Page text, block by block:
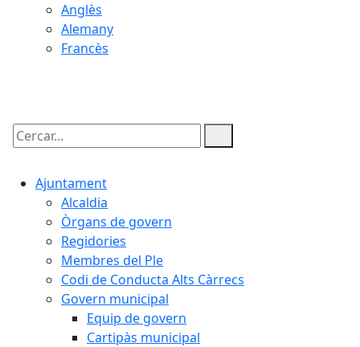
Anglès
Alemany
Francès
Cercar:
Ajuntament
Alcaldia
Òrgans de govern
Regidories
Membres del Ple
Codi de Conducta Alts Càrrecs
Govern municipal
Equip de govern
Cartipàs municipal